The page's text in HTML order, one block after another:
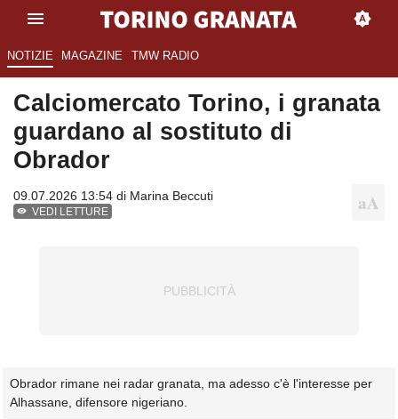
NOTIZIE MAGAZINE TMW RADIO
Calciomercato Torino, i granata
guardano al sostituto di
Obrador
09.07.2026 13:54 di Marina Beccuti
VEDI LETTURE
Obrador rimane nei radar granata, ma adesso c'è l'interesse per
Alhassane, difensore nigeriano.